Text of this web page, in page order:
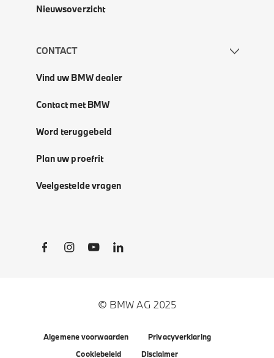
Nieuwsoverzicht
CONTACT
Vind uw BMW dealer
Contact met BMW
Word teruggebeld
Plan uw proefrit
Veelgestelde vragen
Social Links
© BMW AG 2025
Algemene voorwaarden
Privacyverklaring
Cookiebeleid
Disclaimer